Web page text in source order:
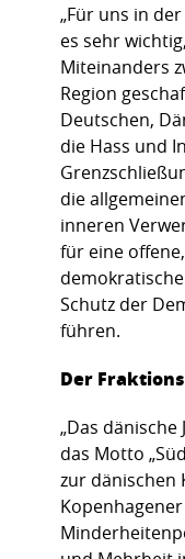
„Für uns in
es sehr
Miteinanders
Region
Deutschen,
die Hass und
die
inneren
für eine offene,
Schutz der
führen.
Der
„Das
das Motto
zur dänischen